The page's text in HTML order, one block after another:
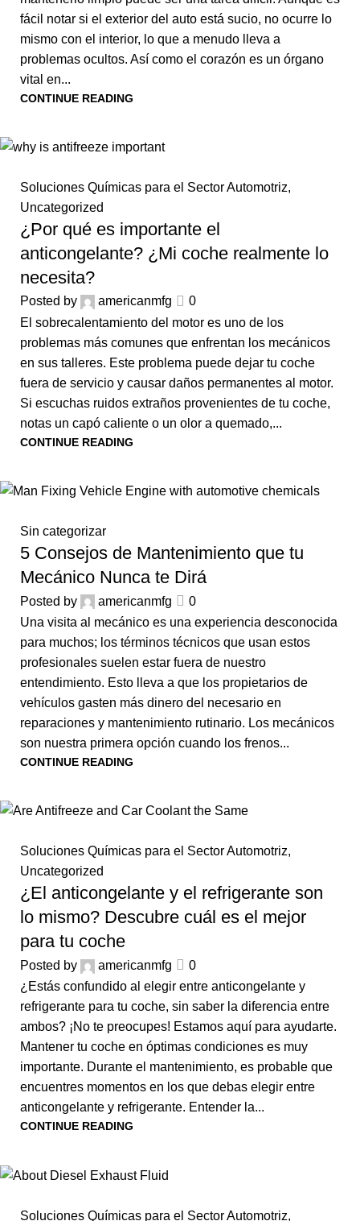
fácil notar si el exterior del auto está sucio, no ocurre lo
mismo con el interior, lo que a menudo lleva a
problemas ocultos. Así como el corazón es un órgano
vital en...
CONTINUE READING
Soluciones Químicas para el Sector Automotriz,
Uncategorized
¿Por qué es importante el
anticongelante? ¿Mi coche realmente lo
necesita?
Posted by americanmfg
0
El sobrecalentamiento del motor es uno de los
problemas más comunes que enfrentan los mecánicos
en sus talleres. Este problema puede dejar tu coche
fuera de servicio y causar daños permanentes al motor.
Si escuchas ruidos extraños provenientes de tu coche,
notas un capó caliente o un olor a quemado,...
CONTINUE READING
Sin categorizar
5 Consejos de Mantenimiento que tu
Mecánico Nunca te Dirá
Posted by americanmfg
0
Una visita al mecánico es una experiencia desconocida
para muchos; los términos técnicos que usan estos
profesionales suelen estar fuera de nuestro
entendimiento. Esto lleva a que los propietarios de
vehículos gasten más dinero del necesario en
reparaciones y mantenimiento rutinario. Los mecánicos
son nuestra primera opción cuando los frenos...
CONTINUE READING
Soluciones Químicas para el Sector Automotriz,
Uncategorized
¿El anticongelante y el refrigerante son
lo mismo? Descubre cuál es el mejor
para tu coche
Posted by americanmfg
0
¿Estás confundido al elegir entre anticongelante y
refrigerante para tu coche, sin saber la diferencia entre
ambos? ¡No te preocupes! Estamos aquí para ayudarte.
Mantener tu coche en óptimas condiciones es muy
importante. Durante el mantenimiento, es probable que
encuentres momentos en los que debas elegir entre
anticongelante y refrigerante. Entender la...
CONTINUE READING
Soluciones Químicas para el Sector Automotriz,